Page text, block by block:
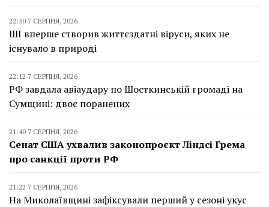
22:50 7 СЕРПНЯ, 2026
ШІ вперше створив життєздатні віруси, яких не
існувало в природі
22:12 7 СЕРПНЯ, 2026
РФ завдала авіаудару по Шосткинській громаді на
Сумщині: двоє поранених
21:40 7 СЕРПНЯ, 2026
Сенат США ухвалив законопроєкт Ліндсі Грема
про санкції проти РФ
21:22 7 СЕРПНЯ, 2026
На Миколаївщині зафіксували перший у сезоні укус